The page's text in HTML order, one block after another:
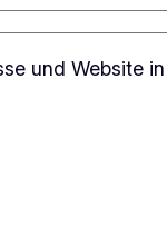
und Website